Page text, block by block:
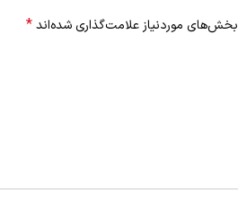
بخش‌های موردنیاز علامت‌گذاری شده‌اند*